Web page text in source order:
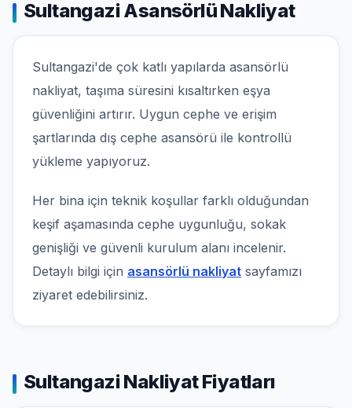
Sultangazi Asansörlü Nakliyat
Sultangazi'de çok katlı yapılarda asansörlü
nakliyat, taşıma süresini kısaltırken eşya
güvenliğini artırır. Uygun cephe ve erişim
şartlarında dış cephe asansörü ile kontrollü
yükleme yapıyoruz.
Her bina için teknik koşullar farklı olduğundan
keşif aşamasında cephe uygunluğu, sokak
genişliği ve güvenli kurulum alanı incelenir.
Detaylı bilgi için asansörlü nakliyat sayfamızı
ziyaret edebilirsiniz.
Sultangazi Nakliyat Fiyatları